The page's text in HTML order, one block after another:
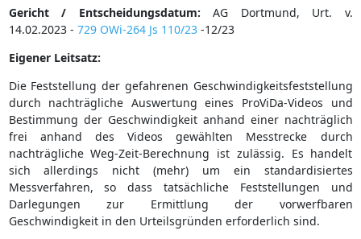
Gericht / Entscheidungsdatum: AG Dortmund, Urt. v.
14.02.2023 - 729 OWi-264 Js 110/23-12/23
Eigener Leitsatz:
Die Feststellung der gefahrenen Geschwindigkeitsfeststellung
durch nachträgliche Auswertung eines ProViDa-Videos und
Bestimmung der Geschwindigkeit anhand einer nachträglich
frei anhand des Videos gewählten Messtrecke durch
nachträgliche Weg-Zeit-Berechnung ist zulässig. Es handelt
sich allerdings nicht (mehr) um ein standardisiertes
Messverfahren, so dass tatsächliche Feststellungen und
Darlegungen zur Ermittlung der vorwerfbaren
Geschwindigkeit in den Urteilsgründen erforderlich sind.